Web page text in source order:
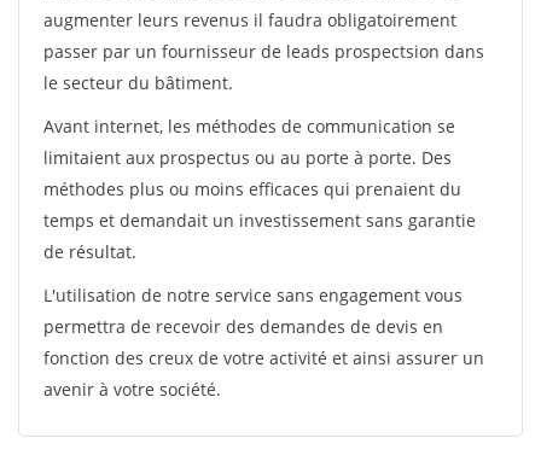
augmenter leurs revenus il faudra obligatoirement
passer par un fournisseur de leads prospectsion dans
le secteur du bâtiment.
Avant internet, les méthodes de communication se
limitaient aux prospectus ou au porte à porte. Des
méthodes plus ou moins efficaces qui prenaient du
temps et demandait un investissement sans garantie
de résultat.
L'utilisation de notre service sans engagement vous
permettra de recevoir des demandes de devis en
fonction des creux de votre activité et ainsi assurer un
avenir à votre société.